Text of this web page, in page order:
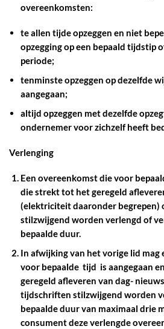
overeenkomsten:
te allen tijde opzeggen en niet
opzegging op een bepaald tijdstip
periode;
tenminste opzeggen op dezelfde
aangegaan;
altijd opzeggen met dezelfde
ondernemer voor zichzelf heeft
Verlenging
Een overeenkomst die voor
die strekt tot het geregeld
(elektriciteit daaronder begrepen)
stilzwijgend worden verlengd of
bepaalde duur.
In afwijking van het vorige lid mag
voor bepaalde tijd is aangegaan
geregeld afleveren van dag-
tijdschriften stilzwijgend worden
bepaalde duur van maximaal drie
consument deze verlengde